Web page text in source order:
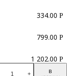
+
В
334.00 Р
799.00 Р
1 202.00 Р